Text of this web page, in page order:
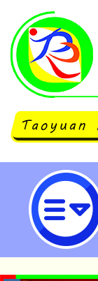
主旨：轉
義教育業
限期或限
桃園市立